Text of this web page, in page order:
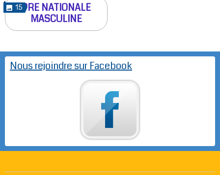
15PRE NATIONALE
MASCULINE
Nous rejoindre sur Facebook